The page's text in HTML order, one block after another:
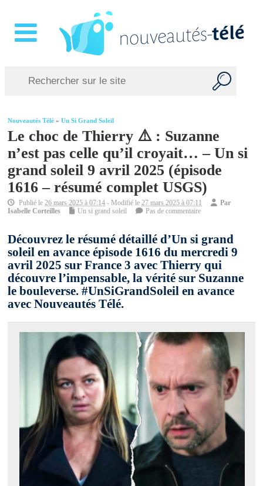
Nouveautés Télé »Un Si Grand Soleil
Le choc de Thierry ⚠️ : Suzanne
n’est pas celle qu’il croyait… – Un si
grand soleil 9 avril 2025 (épisode
1616 – résumé complet USGS)
Publié le26 mars 2025 à 07:14 - Modifié le27 mars 2025 à 07:11
Par
Isabelle Corteilles
Un si grand soleil Pas de commentaire
Découvrez le résumé détaillé d’Un si grand
soleil en avance épisode 1616 du mercredi 9
avril 2025 sur France 3 avec Thierry qui
découvre l’impensable, la vérité sur Suzanne
le bouleverse. #UnSiGrandSoleil en avance
avec Nouveautés Télé.